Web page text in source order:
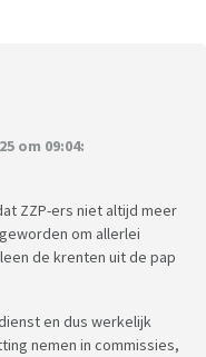
om 09:04:
ZZP-ers niet altijd meer
om allerlei
de krenten uit de pap
en dus werkelijk
nemen in commissies,